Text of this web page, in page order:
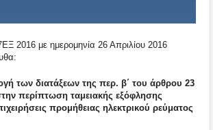
2016 με ημερομηνία 26 Απριλίου 2016
των διατάξεων της περ. β΄ του άρθρου 23
περίπτωση ταμειακής εξόφλησης
προμήθειας ηλεκτρικού ρεύματος